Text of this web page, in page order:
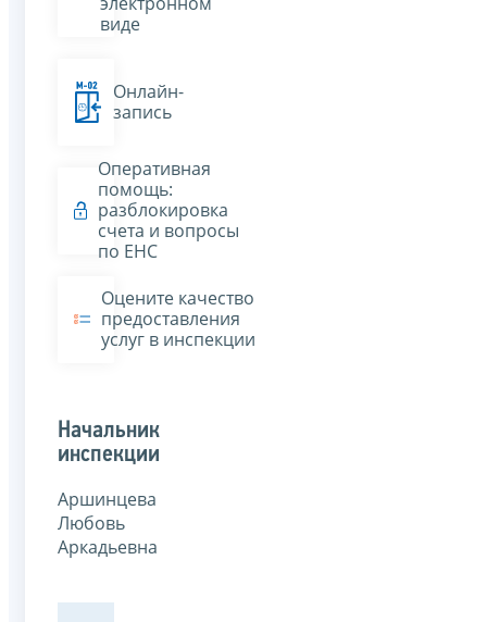
виде
Онлайн-
запись
Оперативная
помощь:
разблокировка
счета и вопросы
по ЕНС
Оцените качество
предоставления
услуг в инспекции
Начальник
инспекции
Аршинцева
Любовь
Аркадьевна